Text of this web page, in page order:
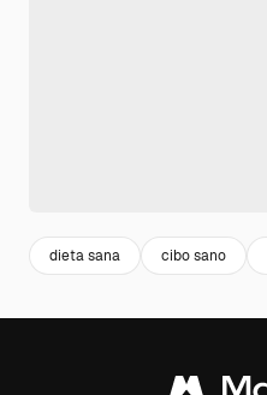
dieta sana cibo sano